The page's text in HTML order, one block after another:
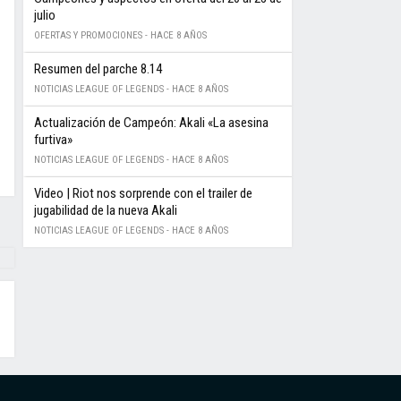
julio
OFERTAS Y PROMOCIONES - HACE 8 AÑOS
Resumen del parche 8.14
NOTICIAS LEAGUE OF LEGENDS - HACE 8 AÑOS
Actualización de Campeón: Akali «La asesina
furtiva»
NOTICIAS LEAGUE OF LEGENDS - HACE 8 AÑOS
Video | Riot nos sorprende con el trailer de
jugabilidad de la nueva Akali
NOTICIAS LEAGUE OF LEGENDS - HACE 8 AÑOS